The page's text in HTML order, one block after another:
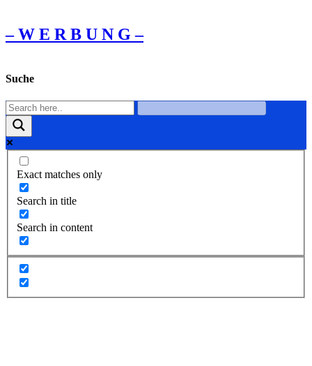
– W Ε R Β U Ν G –
Suche
Exact matches only
Search in title
Search in content